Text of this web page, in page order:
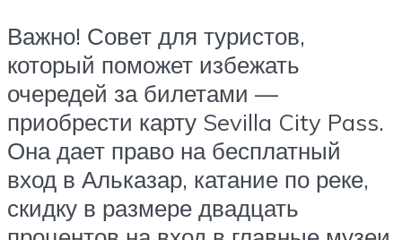
Важно! Совет для туристов,
который поможет избежать
очередей за билетами —
приобрести карту Sevilla City Pass.
Она дает право на бесплатный
вход в Альказар, катание по реке,
скидку в размере двадцать